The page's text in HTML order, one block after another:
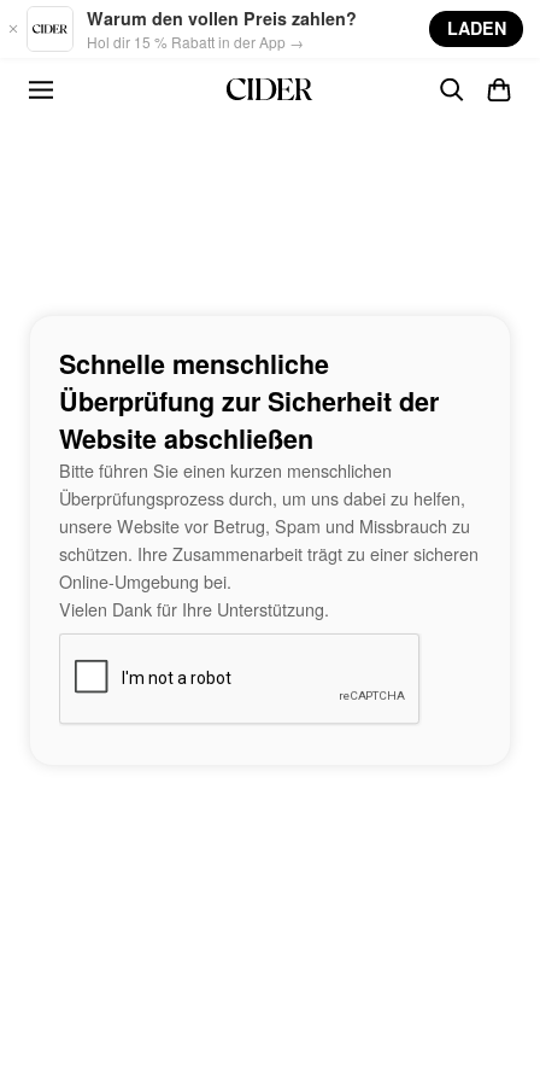
Skip to main content
Warum den vollen Preis zahlen?
Hol dir 15 % Rabatt in der App →
LADEN
Schnelle menschliche
Überprüfung zur Sicherheit der
Website abschließen
Bitte führen Sie einen kurzen menschlichen
Überprüfungsprozess durch, um uns dabei zu helfen,
unsere Website vor Betrug, Spam und Missbrauch zu
schützen. Ihre Zusammenarbeit trägt zu einer sicheren
Online-Umgebung bei.
Vielen Dank für Ihre Unterstützung.